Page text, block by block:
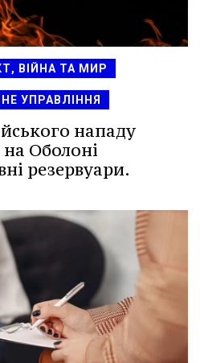
ВІЙНА ТА МИР
УПРАВЛІННЯ
нападу
Оболоні
резервуари.